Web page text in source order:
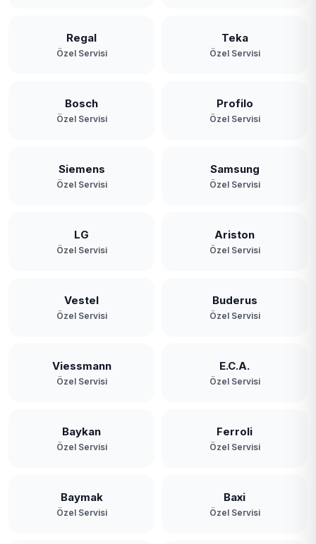
Regal
Özel Servisi
Teka
Özel Servisi
Bosch
Özel Servisi
Profilo
Özel Servisi
Siemens
Özel Servisi
Samsung
Özel Servisi
LG
Özel Servisi
Ariston
Özel Servisi
Vestel
Özel Servisi
Buderus
Özel Servisi
Viessmann
Özel Servisi
E.C.A.
Özel Servisi
Baykan
Özel Servisi
Ferroli
Özel Servisi
Baymak
Özel Servisi
Baxi
Özel Servisi